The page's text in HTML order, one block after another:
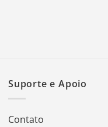
Suporte e Apoio
Contato